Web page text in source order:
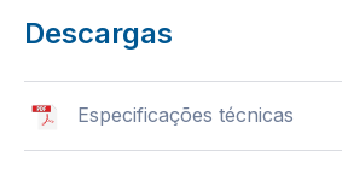
Descargas
Especificações técnicas